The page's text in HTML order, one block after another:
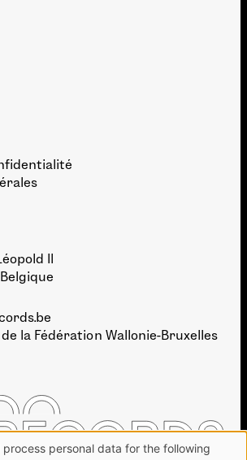
II
la Fédération Wallonie-Bruxelles
process personal data for the following